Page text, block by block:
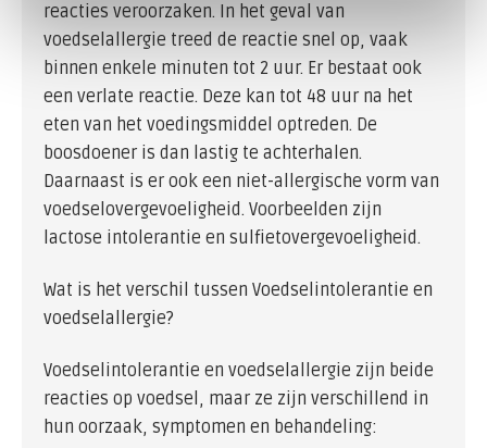
reacties veroorzaken. In het geval van
voedselallergie treed de reactie snel op, vaak
binnen enkele minuten tot 2 uur. Er bestaat ook
een verlate reactie. Deze kan tot 48 uur na het
eten van het voedingsmiddel optreden. De
boosdoener is dan lastig te achterhalen.
Daarnaast is er ook een niet-allergische vorm van
voedselovergevoeligheid. Voorbeelden zijn
lactose intolerantie en sulfietovergevoeligheid.
Wat is het verschil tussen Voedselintolerantie en
voedselallergie?
Voedselintolerantie en voedselallergie zijn beide
reacties op voedsel, maar ze zijn verschillend in
hun oorzaak, symptomen en behandeling: